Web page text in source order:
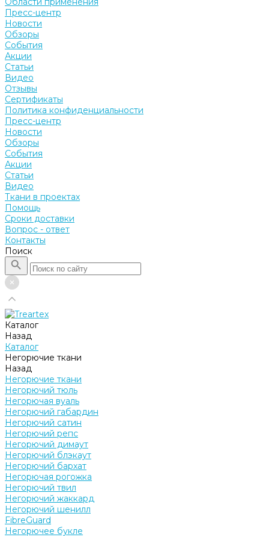
Пресс-центр
Новости
Обзоры
События
Акции
Статьи
Видео
Отзывы
Сертификаты
Политика конфиденциальности
Пресс-центр
Новости
Обзоры
События
Акции
Статьи
Видео
Ткани в проектах
Помощь
Сроки доставки
Вопрос - ответ
Контакты
Поиск
Каталог
Назад
Каталог
Негорючие ткани
Назад
Негорючие ткани
Негорючий тюль
Негорючая вуаль
Негорючий габардин
Негорючий сатин
Негорючий репс
Негорючий димаут
Негорючий блэкаут
Негорючий бархат
Негорючая рогожка
Негорючий твил
Негорючий жаккард
Негорючий шенилл
FibreGuard
Негорючее букле